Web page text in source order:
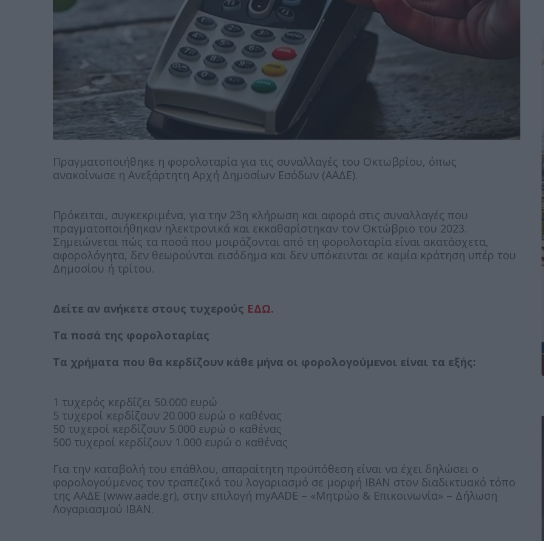
Πραγματοποιήθηκε η φορολοταρία για τις συναλλαγές του Οκτωβρίου, όπως
ανακοίνωσε η Ανεξάρτητη Αρχή Δημοσίων Εσόδων (ΑΑΔΕ).
Πρόκειται, συγκεκριμένα, για την 23η κλήρωση και αφορά στις συναλλαγές που
πραγματοποιήθηκαν ηλεκτρονικά και εκκαθαρίστηκαν τον Οκτώβριο του 2023.
Σημειώνεται πώς τα ποσά που μοιράζονται από τη φορολοταρία είναι ακατάσχετα,
αφορολόγητα, δεν θεωρούνται εισόδημα και δεν υπόκεινται σε καμία κράτηση υπέρ του
Δημοσίου ή τρίτου.
Δείτε αν ανήκετε στους τυχερούς ΕΔΩ.
Τα ποσά της φορολοταρίας
Τα χρήματα που θα κερδίζουν κάθε μήνα οι φορολογούμενοι είναι τα εξής:
1 τυχερός κερδίζει 50.000 ευρώ
5 τυχεροί κερδίζουν 20.000 ευρώ ο καθένας
50 τυχεροί κερδίζουν 5.000 ευρώ ο καθένας
500 τυχεροί κερδίζουν 1.000 ευρώ ο καθένας
Για την καταβολή του επάθλου, απαραίτητη προϋπόθεση είναι να έχει δηλώσει ο
φορολογούμενος τον τραπεζικό του λογαριασμό σε μορφή ΙΒΑΝ στον διαδικτυακό τόπο
της ΑΑΔΕ (www.aade.gr), στην επιλογή myAADE – «Μητρώο & Επικοινωνία» – Δήλωση
Λογαριασμού ΙΒΑΝ.